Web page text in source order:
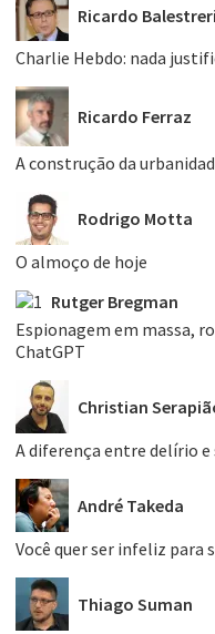
Ricardo Balestreri
Charlie Hebdo: nada
Ricardo Ferraz
A construção da
Rodrigo Motta
O almoço de hoje
Rutger Bregman
Espionagem em massa,
ChatGPT
Christian
A diferença entre delírio e
André Takeda
Você quer ser infeliz para
Thiago Suman